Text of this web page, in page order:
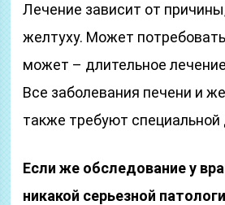
Лечение зависит от
желтуху. Может
может – длительное
Все заболевания печени и
также требуют
Если же обследование у
никакой серьезной